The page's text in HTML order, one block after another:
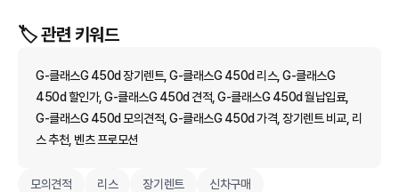
🏷️ 관련 키워드
G-클래스G 450d 장기렌트, G-클래스G 450d 리스, G-클래스G
450d 할인가, G-클래스G 450d 견적, G-클래스G 450d 월납입료,
G-클래스G 450d 모의견적, G-클래스G 450d 가격, 장기렌트 비교, 리
스 추천, 벤츠 프로모션
모의견적 리스 장기렌트 신차구매